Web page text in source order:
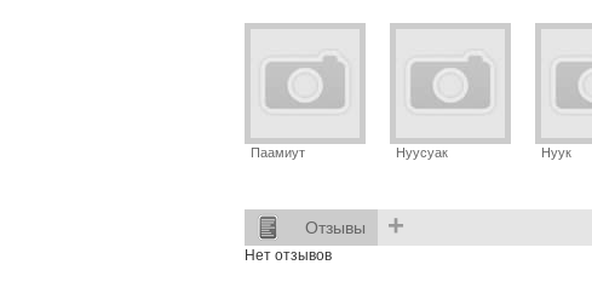
Паамиут Нуусуак Нуук
Отзывы +
Нет отзывов